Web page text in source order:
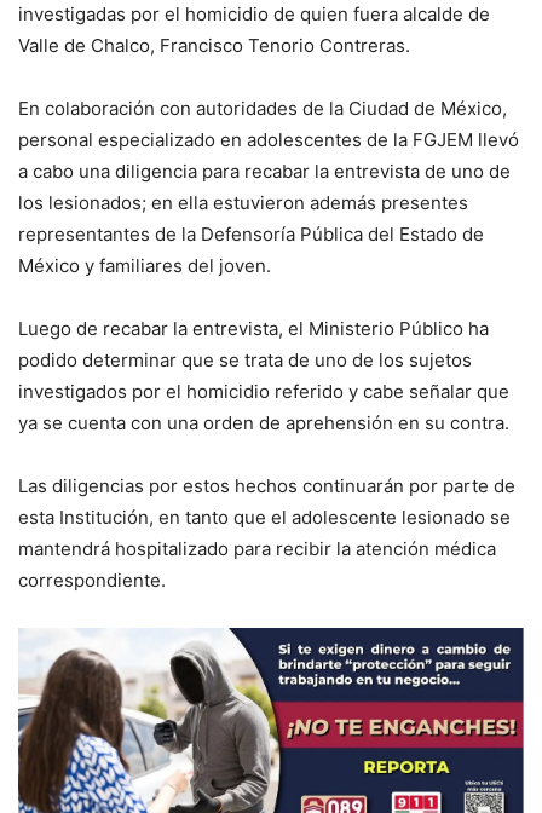
investigadas por el homicidio de quien fuera alcalde de
Valle de Chalco, Francisco Tenorio Contreras.
En colaboración con autoridades de la Ciudad de México,
personal especializado en adolescentes de la FGJEM llevó
a cabo una diligencia para recabar la entrevista de uno de
los lesionados; en ella estuvieron además presentes
representantes de la Defensoría Pública del Estado de
México y familiares del joven.​
Luego de recabar la entrevista, el Ministerio Público ha
podido determinar que se trata de uno de los sujetos
investigados por el homicidio referido y cabe señalar que
ya se cuenta con una orden de aprehensión en su contra.
Las diligencias por estos hechos continuarán por parte de
esta Institución, en tanto que el adolescente lesionado se
mantendrá hospitalizado para recibir la atención médica
correspondiente.